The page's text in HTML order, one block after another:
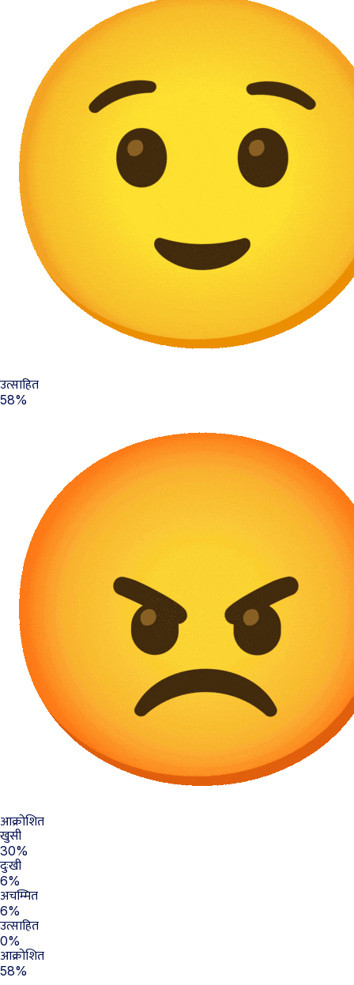
उत्साहित
58%
आक्रोशित
खुसी
30%
दुःखी
6%
अचम्मित
6%
उत्साहित
0%
आक्रोशित
58%